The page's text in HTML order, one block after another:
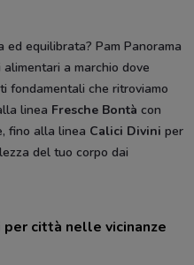
ed equilibrata? Pam Panorama
a marchio dove
fondamentali che ritroviamo
linea Fresche Bontà con
fino alla linea Calici Divini per
del tuo corpo dai
città nelle vicinanze